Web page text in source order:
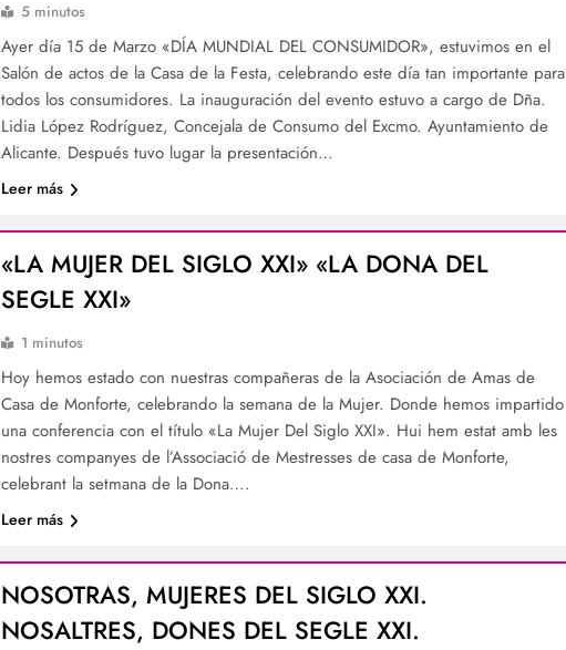
5 minutos
Ayer día 15 de Marzo «DÍA MUNDIAL DEL CONSUMIDOR», estuvimos en el
Salón de actos de la Casa de la Festa, celebrando este día tan importante para
todos los consumidores. La inauguración del evento estuvo a cargo de Dña.
Lidia López Rodríguez, Concejala de Consumo del Excmo. Ayuntamiento de
Alicante. Después tuvo lugar la presentación…
Leer más
«LA MUJER DEL SIGLO XXI» «LA DONA DEL
SEGLE XXI»
1 minutos
Hoy hemos estado con nuestras compañeras de la Asociación de Amas de
Casa de Monforte, celebrando la semana de la Mujer. Donde hemos impartido
una conferencia con el título «La Mujer Del Siglo XXI». Hui hem estat amb les
nostres companyes de l’Associació de Mestresses de casa de Monforte,
celebrant la setmana de la Dona….
Leer más
NOSOTRAS, MUJERES DEL SIGLO XXI.
NOSALTRES, DONES DEL SEGLE XXI.